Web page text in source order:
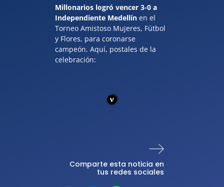
Millonarios logró vencer 3-0 a
Independiente Medellín en el
Torneo Amistoso Mujeres, Fútbol
y Flores, para coronarse
campeón. Aquí, postales de la
celebración:
Comparte esta noticia en
tus redes sociales